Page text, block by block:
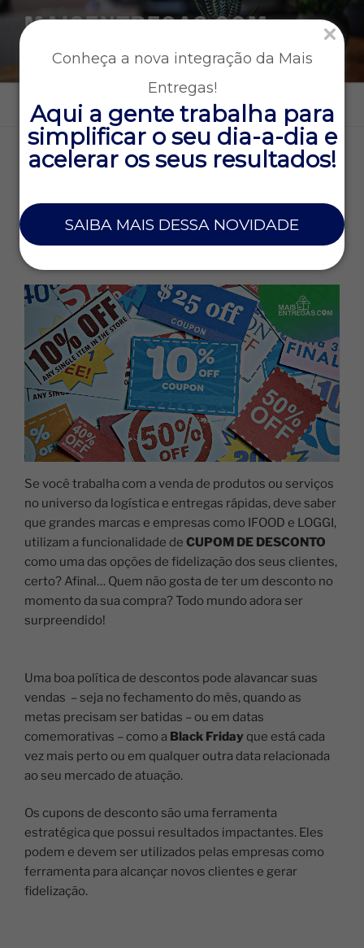
Conheça a nova integração da Mais
Entregas!
Aqui a gente trabalha para
simplificar o seu dia-a-dia e
acelerar os seus resultados!
SAIBA MAIS DESSA NOVIDADE
MAISENTREGAS.COM
rápidas
Menu
TAG:CUPOM DE DESCONTO
9 DE NOVEMBRO DE 2021
O Poder do cupom de desconto para sua
empresa de entregas
Se você trabalha com a venda de produtos ou serviços
no universo da logística e entregas rápidas, deve saber
que grandes marcas e empresas como IFOOD e LOGGI,
utilizam a funcionalidade de CUPOM DE DESCONTO
como uma das opções de fidelização dos seus clientes,
certo? Afinal… Quem não gosta de ter um desconto no
momento da sua compra? Todo mundo adora ser
surpreendido!
Uma boa política de descontos pode alavancar suas
vendas – seja no fechamento do mês, quando as
metas precisam ser batidas – ou em datas
comemorativas – como a Black Friday que está cada
vez mais perto ou em qualquer outra data relacionada
ao seu mercado de atuação.
Os cupons de desconto são uma ferramenta
estratégica que possui resultados impactantes. Eles
podem e devem ser utilizados pelas empresas como
ferramenta para alcançar novos clientes e gerar
fidelização.